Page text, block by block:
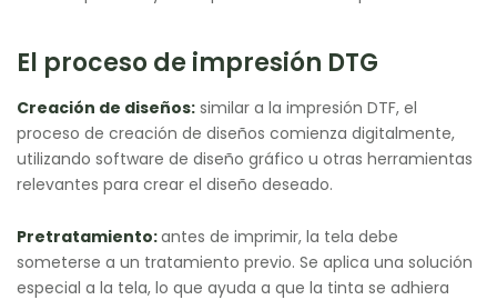
El proceso de impresión DTG
Creación de diseños: similar a la impresión DTF, el
proceso de creación de diseños comienza digitalmente,
utilizando software de diseño gráfico u otras herramientas
relevantes para crear el diseño deseado.
Pretratamiento:antes de imprimir, la tela debe
someterse a un tratamiento previo. Se aplica una solución
especial a la tela, lo que ayuda a que la tinta se adhiera